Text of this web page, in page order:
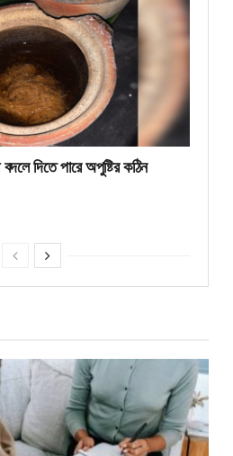
দিতে পারে অপুষ্টির কঠিন